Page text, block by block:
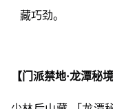
藏巧劲。
【门派禁地·龙潭秘